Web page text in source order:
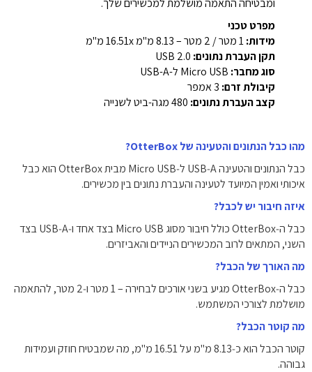
מפרט טכני
מידות:1 מטר / 2 מטר – 8.13 מ"מ 16.51x מ"מ
תקן העברת נתונים: USB 2.0
סוג מחבר:
קיבולת זרם:
קצב העברת נתונים:
מהו כבל הנתונים והטעינה של OtterBox?
כבל הנתונים והטעינה USB‑A ל‑Micro USB מבית OtterBox הוא כבל
איכותי ואמין המיועד לטעינה והעברת נתונים בין מכשירים.
איזה חיבור יש לכבל?
כבל ה‑OtterBox כולל חיבור מסוג Micro USB בצד אחד ו‑USB‑A בצד
השני, המתאים לרוב המכשירים הניידים והאביזרים.
מה האורך של הכבל?
כבל ה‑OtterBox מגיע בשני אורכים לבחירה – 1 מטר ו‑2 מטר, להתאמה
מושלמת לצורכי המשתמש.
מה קוטר הכבל?
קוטר הכבל הוא כ‑8.13 מ"מ על 16.51 מ"מ, מה שמבטיח חוזק ועמידות
גבוהה.